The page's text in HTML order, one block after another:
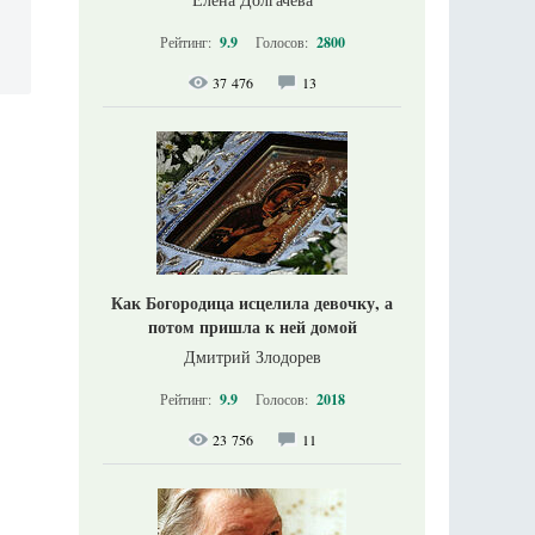
Рейтинг: 9.9 Голосов: 2800
37 476 13
Как Богородица исцелила девочку, а
потом пришла к ней домой
Дмитрий Злодорев
Рейтинг: 9.9 Голосов: 2018
23 756 11